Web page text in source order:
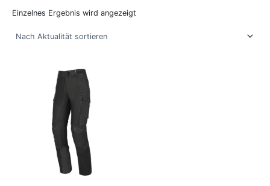
Einzelnes Ergebnis wird angezeigt